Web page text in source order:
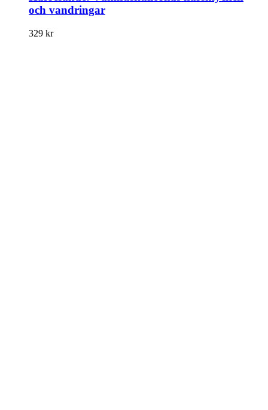
och vandringar
329 kr